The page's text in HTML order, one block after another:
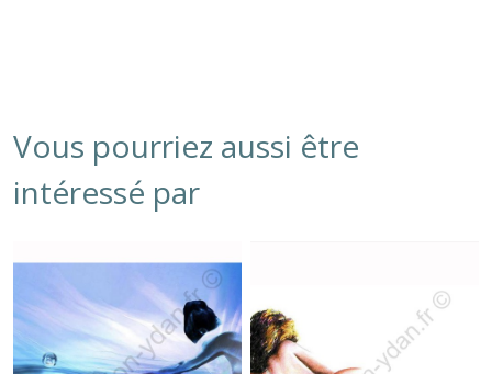
Vous pourriez aussi être
intéressé par